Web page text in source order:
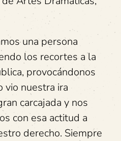
una persona
los recortes a la
provocándonos
vio nuestra ira
carcajada y nos
con esa actitud a
derecho. Siempre